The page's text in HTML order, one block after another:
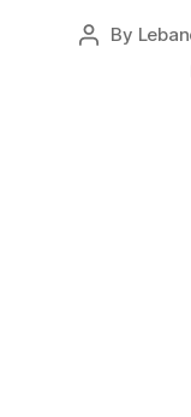
Post
By